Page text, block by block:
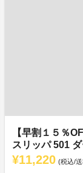
【早割１５％
スリッパ 501
¥11,220 (税込/